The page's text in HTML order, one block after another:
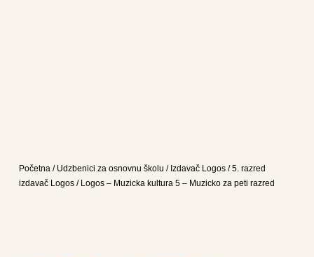
Početna/ Udzbenici za osnovnu školu / Izdavač Logos/5. razred
izdavač Logos/ Logos – Muzicka kultura 5 – Muzicko za peti razred